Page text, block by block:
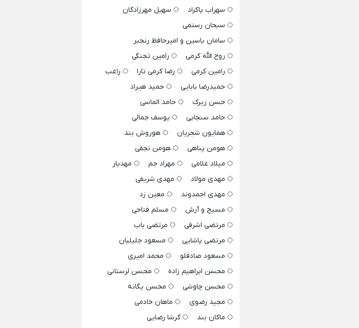
سهراب پاکزاد
سهیل مهرزادگان
سبحان رستمی
سامان یاسین و امیرحافظ رنجبر
روح الله کرمی
رامین تجنگی
رامین کرمی
رضا کرمی تارا
راغب
حمیدرضا بابایی
حمید هیراد
حسن زیرک
حامد الماسی
حامد سنجابی
یوسف جمالی
همایون شجریان
هوروش بند
هومن پناهی
هومن نجفی
میلاد غلامی
مهراد جم
مهدیار
مهدی مولاد
مهدی شریفی
مهدی احمدوند
معین زد
مسیح و آرش
مسلم فتاحی
مرتضی اشرفی
مرتضی باب
مرتضی پاشایی
مسعود جلیلیان
مسعود صادقلو
محمد امیری
محسن ابراهیم زاده
محسن لرستانی
محسن چاوشی
محسن یگانه
مجید رضوی
ماهان خادمی
ماکان بند
گرشا رضایی